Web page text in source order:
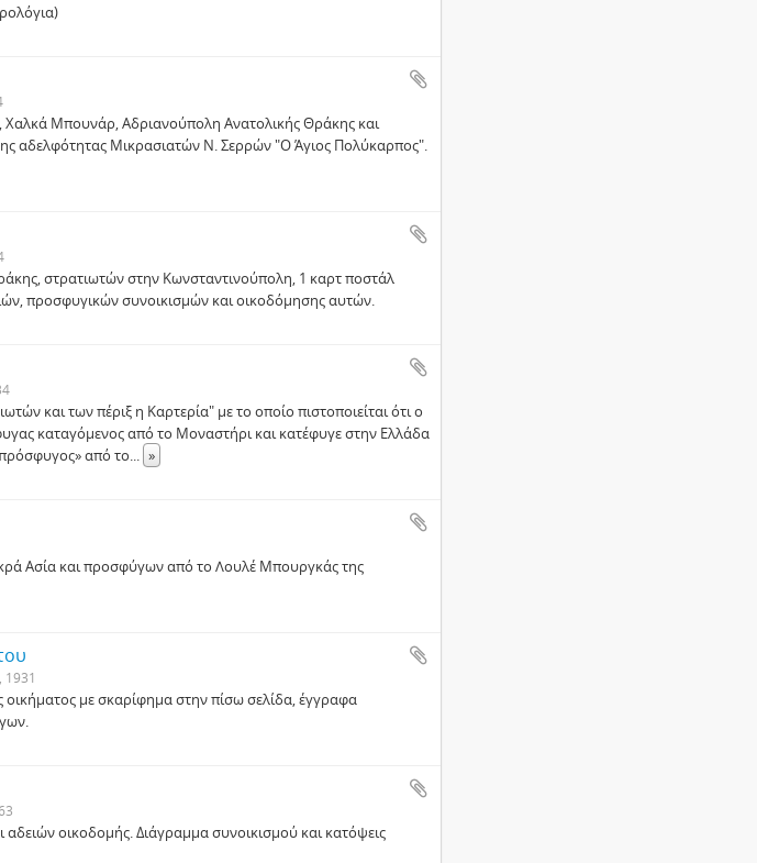
Μπουνάρ, Αδριανούπολη Ανατολικής Θράκης και
αδελφότητας Μικρασιατών Ν. Σερρών "Ο Άγιος Πολύκαρπος".
στρατιωτών στην Κωνσταντινούπολη, 1 καρτ ποστάλ
προσφυγικών συνοικισμών και οικοδόμησης αυτών.
και των πέριξ η Καρτερία" με το οποίο πιστοποιείται ότι ο
καταγόμενος από το Μοναστήρι και κατέφυγε στην Ελλάδα
από το... »
Ασία και προσφύγων από το Λουλέ Μπουργκάς της
1931
με σκαρίφημα στην πίσω σελίδα, έγγραφα
οικοδομής. Διάγραμμα συνοικισμού και κατόψεις